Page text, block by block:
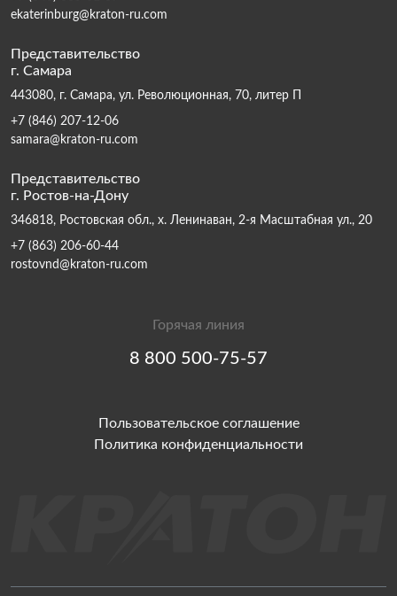
ekaterinburg@kraton-ru.com
Представительство
г. Самара
443080, г. Самара, ул. Революционная, 70, литер П
+7 (846) 207-12-06
samara@kraton-ru.com
Представительство
г. Ростов-на-Дону
346818, Ростовская обл., х. Ленинаван, 2-я Масштабная ул., 20
+7 (863) 206-60-44
rostovnd@kraton-ru.com
Горячая линия
8 800 500-75-57
Пользовательское соглашение
Политика конфиденциальности